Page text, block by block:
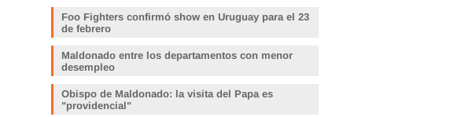
Foo Fighters confirmó show en Uruguay para el 23
de febrero
Maldonado entre los departamentos con menor
desempleo
Obispo de Maldonado: la visita del Papa es
"providencial"